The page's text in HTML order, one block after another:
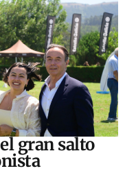
gran salto